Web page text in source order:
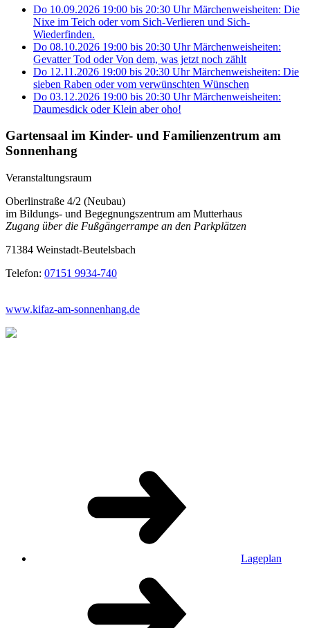
Do 10.09.2026 19:00 bis 20:30 Uhr Märchenweisheiten: Die
Nixe im Teich oder vom Sich-Verlieren und Sich-
Wiederfinden.
Do 08.10.2026 19:00 bis 20:30 Uhr Märchenweisheiten:
Gevatter Tod oder Von dem, was jetzt noch zählt
Do 12.11.2026 19:00 bis 20:30 Uhr Märchenweisheiten: Die
sieben Raben oder vom verwünschten Wünschen
Do 03.12.2026 19:00 bis 20:30 Uhr Märchenweisheiten:
Daumesdick oder Klein aber oho!
Gartensaal im Kinder- und Familienzentrum am
Sonnenhang
Veranstaltungsraum
Oberlinstraße 4/2 (Neubau)
im Bildungs- und Begegnungszentrum am Mutterhaus
Zugang über die Fußgängerrampe an den Parkplätzen
71384 Weinstadt-Beutelsbach
Telefon: 07151 9934-740
www.kifaz-am-sonnenhang.de
Lageplan